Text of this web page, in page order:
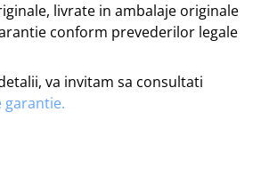
livrate in ambalaje originale
conform prevederilor legale
va invitam sa consultati
garantie.